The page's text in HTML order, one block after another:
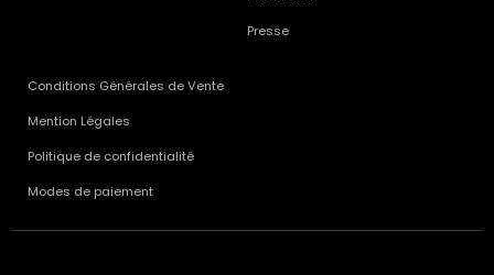
Presse
Conditions Générales de Vente
Mention Légales
Politique de confidentialité
Modes de paiement